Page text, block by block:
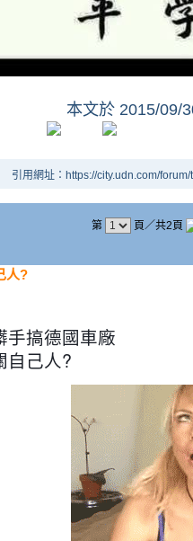
本文於 2015/09/
引用網址：https://city.udn.com/
第 頁／共2頁
人?
手搞德國車廠
自己人?